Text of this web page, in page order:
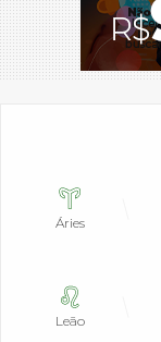
Áries
Leão